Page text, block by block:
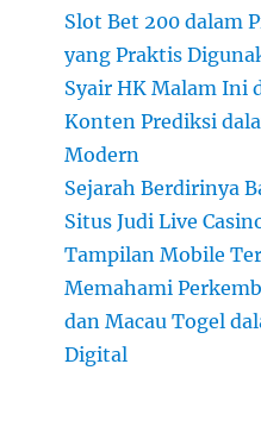
Slot Bet 200 dalam
yang Praktis
Syair HK Malam Ini
Konten Prediksi
Modern
Sejarah Berdirinya
Situs Judi Live
Tampilan Mobile
Memahami
dan Macau Togel
Digital